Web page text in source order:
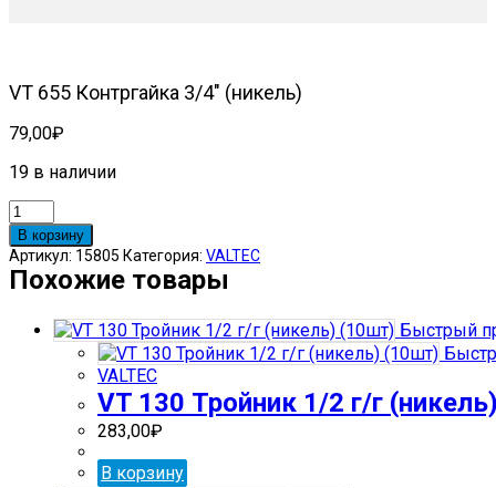
VT 655 Контргайка 3/4″ (никель)
79,00₽
19 в наличии
Количество
товара
VT
655
Контргайка
(никель)
В корзину
Артикул: 15805 Категория: VALTEC
Похожие товары
Быстрый
VALTEC
VT 130 Тройник 1/2 г/г
283,00₽
В корзину